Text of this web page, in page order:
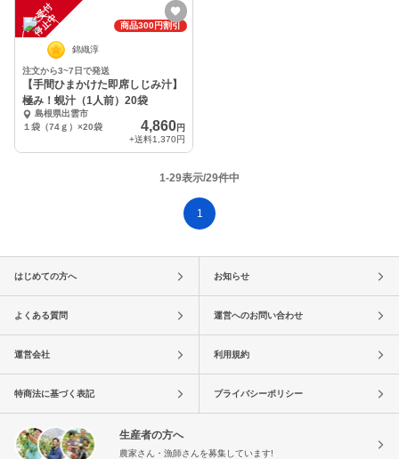
注
文
受
付
停
止
中 商品300円割引
錦織淳
注文から3~7日で発送
【手間ひまかけた即席しじみ汁】
極み！蜆汁（1人前）20袋
島根県出雲市
１袋（74ｇ）×20袋
4,860円
+送料1,370円
1-29表示/29件中
1
はじめての方へ お知らせ
よくある質問 運営へのお問い合わせ
運営会社 利用規約
特商法に基づく表記 プライバシーポリシー
生産者の方へ
農家さん・漁師さんを募集しています!